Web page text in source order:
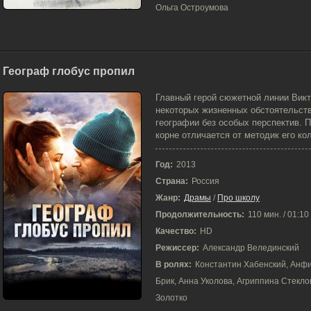
Ольга Остроумова
Географ глобус пропил
12-10-2023, 09:23
Главный герой сюжетной линии
некоторых жизненных
географии без особых перспектив.
корне отличается от методик его
Год: 2013
Страна: Россия
Жанр: Драмы / Про школу
Продолжительность: 110 мин. / 01:10
Качество: HD
Режиссер: Александр Велединский
В ролях: Константин Хабенский,
Брик, Анна Уколова, Агриппина
Золотко